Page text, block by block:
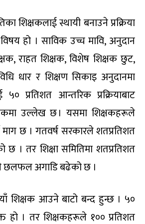
शिक्षकलाई स्थायी बनाउने प्रक्रिया
हो । साविक उच्च मावि, अनुदान
राहत शिक्षक, विशेष शिक्षक छुट,
धार र शिक्षण सिकाइ अनुदानमा
५० प्रतिशत आन्तरिक प्रक्रियाबाट
उल्लेख छ । यसमा शिक्षकहरूले
माग छ । गतवर्ष सरकारले शतप्रतिशत
छ । तर शिक्षा समितिमा शतप्रतिशत
छलफल अगाडि बढेको छ ।
शिक्षक आउने बाटो बन्द हुन्छ । ५०
हो । तर शिक्षकहरूले १०० प्रतिशत